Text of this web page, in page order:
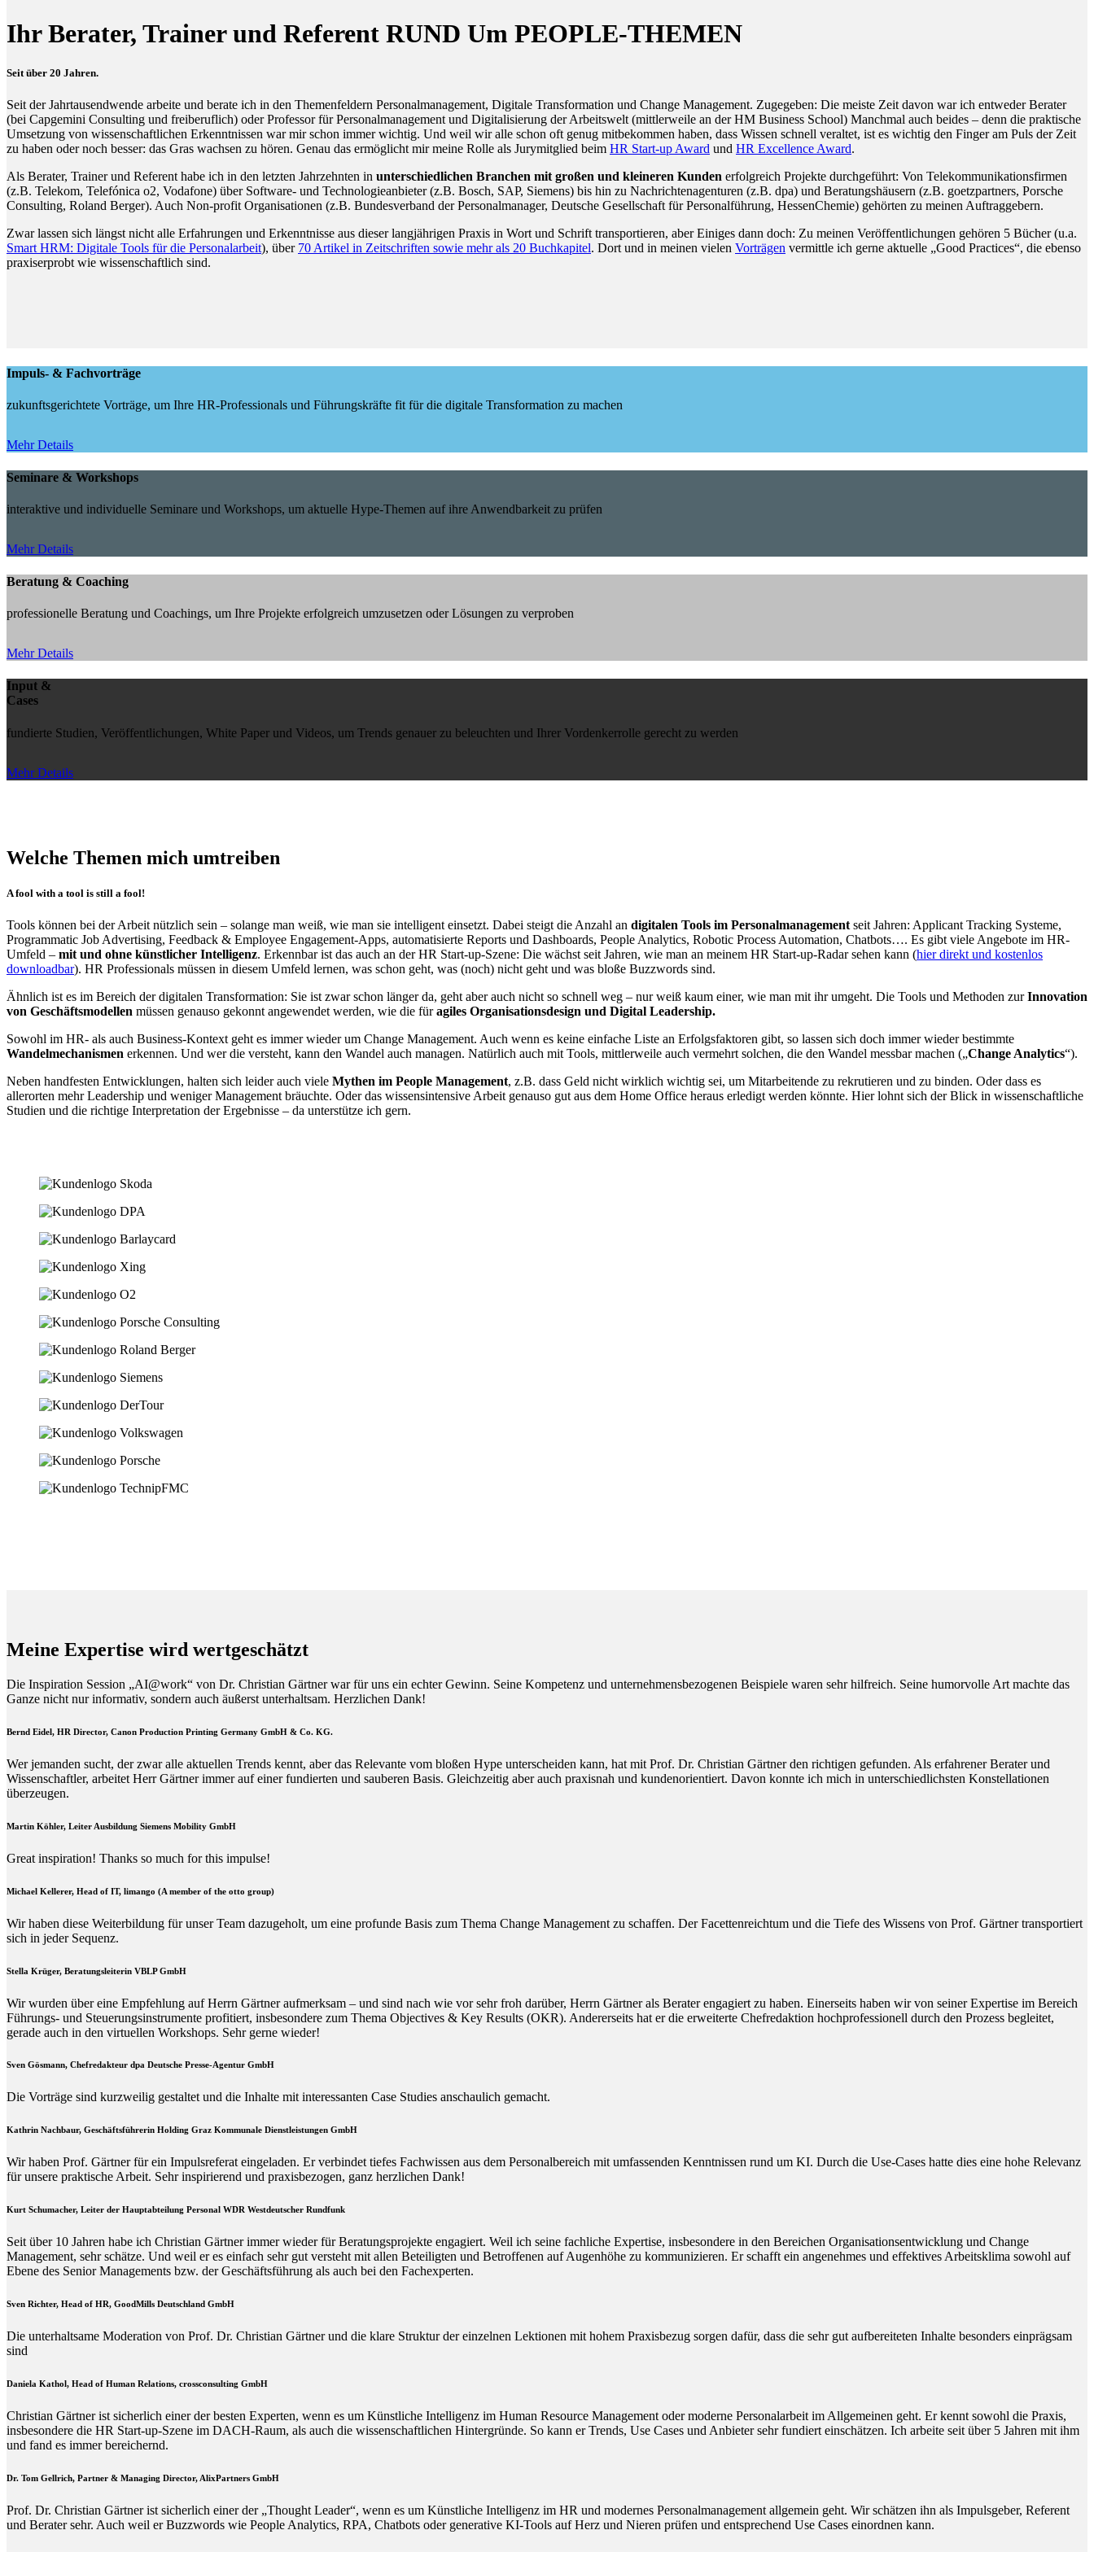
Ihr Berater, Trainer und Referent RUND Um PEOPLE-THEMEN
Seit über 20 Jahren.
Seit der Jahrtausendwende arbeite und berate ich in den Themenfeldern Personalmanagement, Digitale Transformation und Change Management. Zugegeben: Die meiste Zeit davon war ich entweder Berater
(bei Capgemini Consulting und freiberuflich) oder Professor für Personalmanagement und Digitalisierung der Arbeitswelt (mittlerweile an der HM Business School) Manchmal auch beides – denn die praktische
Umsetzung von wissenschaftlichen Erkenntnissen war mir schon immer wichtig. Und weil wir alle schon oft genug mitbekommen haben, dass Wissen schnell veraltet, ist es wichtig den Finger am Puls der Zeit
zu haben oder noch besser: das Gras wachsen zu hören. Genau das ermöglicht mir meine Rolle als Jurymitglied beim HR Start-up Award und HR Excellence Award.
Als Berater, Trainer und Referent habe ich in den letzten Jahrzehnten in unterschiedlichen Branchen mit großen und kleineren Kunden erfolgreich Projekte durchgeführt: Von Telekommunikationsfirmen
(z.B. Telekom, Telefónica o2, Vodafone) über Software- und Technologieanbieter (z.B. Bosch, SAP, Siemens) bis hin zu Nachrichtenagenturen (z.B. dpa) und Beratungshäusern (z.B. goetzpartners, Porsche
Consulting, Roland Berger). Auch Non-profit Organisationen (z.B. Bundesverband der Personalmanager, Deutsche Gesellschaft für Personalführung, HessenChemie) gehörten zu meinen Auftraggebern.
Zwar lassen sich längst nicht alle Erfahrungen und Erkenntnisse aus dieser langjährigen Praxis in Wort und Schrift transportieren, aber Einiges dann doch: Zu meinen Veröffentlichungen gehören 5 Bücher (u.a.
Smart HRM: Digitale Tools für die Personalarbeit), über 70 Artikel in Zeitschriften sowie mehr als 20 Buchkapitel. Dort und in meinen vielen Vorträgen vermittle ich gerne aktuelle „Good Practices“, die ebenso
praxiserprobt wie wissenschaftlich sind.
Impuls- & Fachvorträge
zukunftsgerichtete Vorträge, um Ihre HR-Professionals und Führungskräfte fit für die digitale Transformation zu machen
Mehr Details
Seminare & Workshops
interaktive und individuelle Seminare und Workshops, um aktuelle Hype-Themen auf ihre Anwendbarkeit zu prüfen
Mehr Details
Beratung & Coaching
professionelle Beratung und Coachings, um Ihre Projekte erfolgreich umzusetzen oder Lösungen zu verproben
Mehr Details
Input &
Cases
fundierte Studien, Veröffentlichungen, White Paper und Videos, um Trends genauer zu beleuchten und Ihrer Vordenkerrolle gerecht zu werden
Mehr Details
Welche Themen mich umtreiben
A fool with a tool is still a fool!
Tools können bei der Arbeit nützlich sein – solange man weiß, wie man sie intelligent einsetzt. Dabei steigt die Anzahl an digitalen Tools im Personalmanagement seit Jahren: Applicant Tracking Systeme,
Programmatic Job Advertising, Feedback & Employee Engagement-Apps, automatisierte Reports und Dashboards, People Analytics, Robotic Process Automation, Chatbots…. Es gibt viele Angebote im HR-
Umfeld – mit und ohne künstlicher Intelligenz. Erkennbar ist das auch an der HR Start-up-Szene: Die wächst seit Jahren, wie man an meinem HR Start-up-Radar sehen kann (hier direkt und kostenlos
downloadbar). HR Professionals müssen in diesem Umfeld lernen, was schon geht, was (noch) nicht geht und was bloße Buzzwords sind.
Ähnlich ist es im Bereich der digitalen Transformation: Sie ist zwar schon länger da, geht aber auch nicht so schnell weg – nur weiß kaum einer, wie man mit ihr umgeht. Die Tools und Methoden zurInnovation
von Geschäftsmodellen müssen genauso gekonnt angewendet werden, wie die füragiles Organisationsdesign und Digital Leadership.
Sowohl im HR- als auch Business-Kontext geht es immer wieder um Change Management. Auch wenn es keine einfache Liste an Erfolgsfaktoren gibt, so lassen sich doch immer wieder bestimmte
Wandelmechanismen erkennen. Und wer die versteht, kann den Wandel auch managen. Natürlich auch mit Tools, mittlerweile auch vermehrt solchen, die den Wandel messbar machen („Change Analytics“).
Neben handfesten Entwicklungen, halten sich leider auch viele Mythen im People Management, z.B. dass Geld nicht wirklich wichtig sei, um Mitarbeitende zu rekrutieren und zu binden. Oder dass es
allerorten mehr Leadership und weniger Management bräuchte. Oder das wissensintensive Arbeit genauso gut aus dem Home Office heraus erledigt werden könnte. Hier lohnt sich der Blick in wissenschaftliche
Studien und die richtige Interpretation der Ergebnisse – da unterstütze ich gern.
Meine Expertise wird wertgeschätzt
Die Inspiration Session „AI@work“ von Dr. Christian Gärtner war für uns ein echter Gewinn. Seine Kompetenz und unternehmensbezogenen Beispiele waren sehr hilfreich. Seine humorvolle Art machte das
Ganze nicht nur informativ, sondern auch äußerst unterhaltsam. Herzlichen Dank!
Bernd Eidel, HR Director, Canon Production Printing Germany GmbH & Co. KG.
Wer jemanden sucht, der zwar alle aktuellen Trends kennt, aber das Relevante vom bloßen Hype unterscheiden kann, hat mit Prof. Dr. Christian Gärtner den richtigen gefunden. Als erfahrener Berater und
Wissenschaftler, arbeitet Herr Gärtner immer auf einer fundierten und sauberen Basis. Gleichzeitig aber auch praxisnah und kundenorientiert. Davon konnte ich mich in unterschiedlichsten Konstellationen
überzeugen.
Martin Köhler, Leiter Ausbildung Siemens Mobility GmbH
Great inspiration! Thanks so much for this impulse!
Michael Kellerer, Head of IT, limango (A member of the otto group)
Wir haben diese Weiterbildung für unser Team dazugeholt, um eine profunde Basis zum Thema Change Management zu schaffen. Der Facettenreichtum und die Tiefe des Wissens von Prof. Gärtner transportiert
sich in jeder Sequenz.
Stella Krüger, Beratungsleiterin VBLP GmbH
Wir wurden über eine Empfehlung auf Herrn Gärtner aufmerksam – und sind nach wie vor sehr froh darüber, Herrn Gärtner als Berater engagiert zu haben. Einerseits haben wir von seiner Expertise im Bereich
Führungs- und Steuerungsinstrumente profitiert, insbesondere zum Thema Objectives & Key Results (OKR). Andererseits hat er die erweiterte Chefredaktion hochprofessionell durch den Prozess begleitet,
gerade auch in den virtuellen Workshops. Sehr gerne wieder!
Sven Gösmann, Chefredakteur dpa Deutsche Presse-Agentur GmbH
Die Vorträge sind kurzweilig gestaltet und die Inhalte mit interessanten Case Studies anschaulich gemacht.
Kathrin Nachbaur, Geschäftsführerin Holding Graz Kommunale Dienstleistungen GmbH
Wir haben Prof. Gärtner für ein Impulsreferat eingeladen. Er verbindet tiefes Fachwissen aus dem Personalbereich mit umfassenden Kenntnissen rund um KI. Durch die Use-Cases hatte dies eine hohe Relevanz
für unsere praktische Arbeit. Sehr inspirierend und praxisbezogen, ganz herzlichen Dank!
Kurt Schumacher, Leiter der Hauptabteilung Personal WDR Westdeutscher Rundfunk
Seit über 10 Jahren habe ich Christian Gärtner immer wieder für Beratungsprojekte engagiert. Weil ich seine fachliche Expertise, insbesondere in den Bereichen Organisationsentwicklung und Change
Management, sehr schätze. Und weil er es einfach sehr gut versteht mit allen Beteiligten und Betroffenen auf Augenhöhe zu kommunizieren. Er schafft ein angenehmes und effektives Arbeitsklima sowohl auf
Ebene des Senior Managements bzw. der Geschäftsführung als auch bei den Fachexperten.
Sven Richter, Head of HR, GoodMills Deutschland GmbH
Die unterhaltsame Moderation von Prof. Dr. Christian Gärtner und die klare Struktur der einzelnen Lektionen mit hohem Praxisbezug sorgen dafür, dass die sehr gut aufbereiteten Inhalte besonders einprägsam
sind
Daniela Kathol, Head of Human Relations, crossconsulting GmbH
Christian Gärtner ist sicherlich einer der besten Experten, wenn es um Künstliche Intelligenz im Human Resource Management oder moderne Personalarbeit im Allgemeinen geht. Er kennt sowohl die Praxis,
insbesondere die HR Start-up-Szene im DACH-Raum, als auch die wissenschaftlichen Hintergründe. So kann er Trends, Use Cases und Anbieter sehr fundiert einschätzen. Ich arbeite seit über 5 Jahren mit ihm
und fand es immer bereichernd.
Dr. Tom Gellrich, Partner & Managing Director, AlixPartners GmbH
Prof. Dr. Christian Gärtner ist sicherlich einer der „Thought Leader“, wenn es um Künstliche Intelligenz im HR und modernes Personalmanagement allgemein geht. Wir schätzen ihn als Impulsgeber, Referent
und Berater sehr. Auch weil er Buzzwords wie People Analytics, RPA, Chatbots oder generative KI-Tools auf Herz und Nieren prüfen und entsprechend Use Cases einordnen kann.